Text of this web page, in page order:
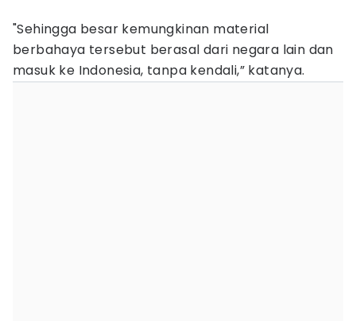
"Sehingga besar kemungkinan material
berbahaya tersebut berasal dari negara lain dan
masuk ke Indonesia, tanpa kendali,” katanya.